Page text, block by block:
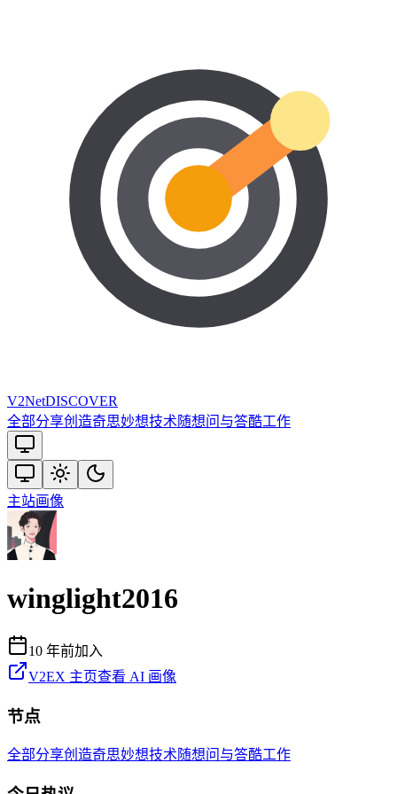
V2NetDISCOVER
全部分享创造奇思妙想技术随想问与答酷工作
主站画像
winglight2016
10 年前加入
V2EX 主页查看 AI 画像
节点
全部分享创造奇思妙想技术随想问与答酷工作